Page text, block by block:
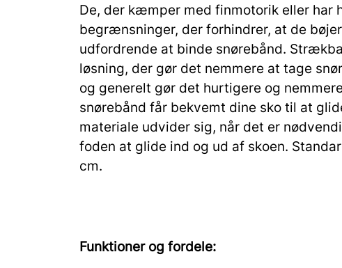
De, der kæmper med finmotorik eller har
begrænsninger, der forhindrer, at de
udfordrende at binde snørebånd.
løsning, der gør det nemmere at tage
og generelt gør det hurtigere og
snørebånd får bekvemt dine sko til at
materiale udvider sig, når det er
foden at glide ind og ud af skoen.
cm.
Funktioner og fordele: